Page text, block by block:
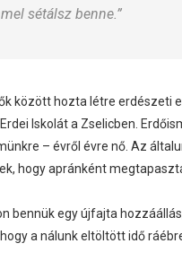
sétálsz benne.”
között hozta létre erdészeti
Iskolát a Zselicben.
– évről évre nő. Az
hogy apránként
bennük egy újfajta
a nálunk eltöltött idő